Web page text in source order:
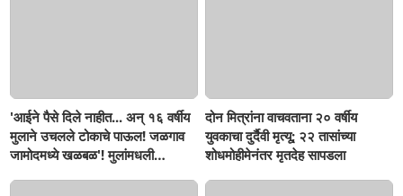
'आईने पैसे दिले नाहीत... अन् १६ वर्षीय
मुलाने उचलले टोकाचे पाऊल! जळगाव
जामोदमध्ये खळबळ'! मुलांमधली
दोन मित्रांना वाचवताना २० वर्षीय
युवकाचा दुर्दैवी मृत्यू; २२ तासांच्या
शोधमोहीमेनंतर मृतदेह सापडला